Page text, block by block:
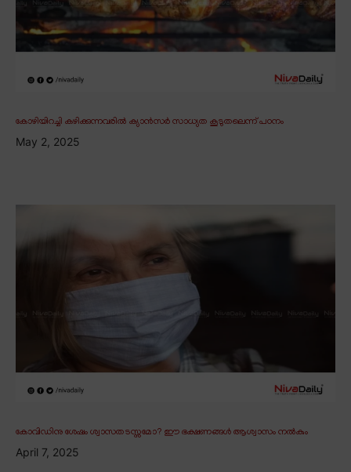
കോഴിയിറച്ചി കഴിക്കുന്നവരിൽ ക്യാൻസർ സാധ്യത കൂടുതലെന്ന് പഠനം
May 2, 2025
കോവിഡിനു ശേഷം ശ്വാസതടസ്സമോ? ഈ ഭക്ഷണങ്ങൾ ആശ്വാസം നൽകും
April 7, 2025